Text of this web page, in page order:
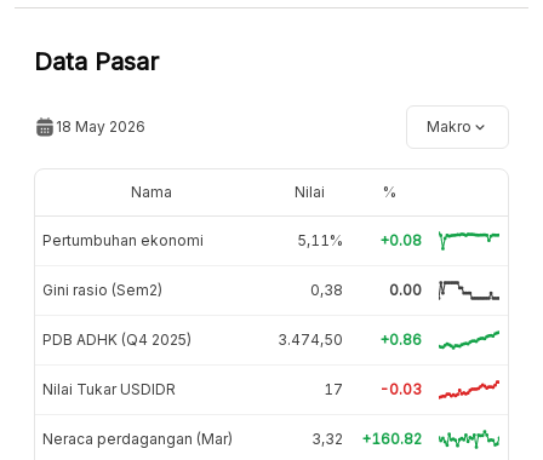
Data Pasar
18 May 2026 Makro
Nama Nilai %
Pertumbuhan ekonomi 5,11% +0.08
Gini rasio (Sem2) 0,38 0.00
PDB ADHK (Q4 2025) 3.474,50 +0.86
Nilai Tukar USDIDR 17 -0.03
Neraca perdagangan (Mar) 3,32 +160.82